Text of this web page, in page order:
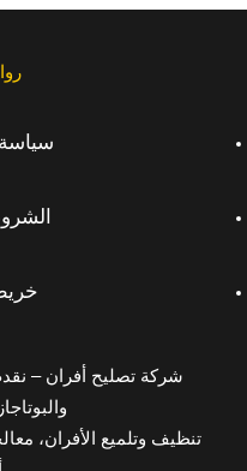
شركة تصليح أفران –
تنظيف وتلميع الأفران،